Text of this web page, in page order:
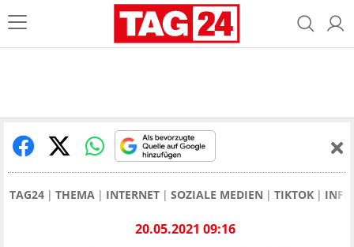
TAG24 THEMA INTERNET SOZIALE MEDIEN TIKTOK
20.05.2021 09:16